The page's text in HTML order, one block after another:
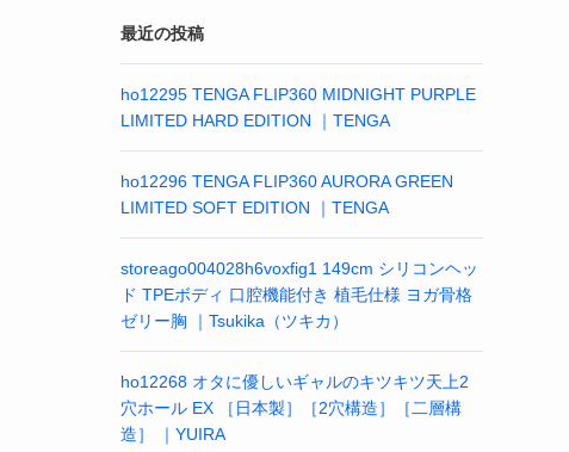
最近の投稿
ho12295 TENGA FLIP360 MIDNIGHT PURPLE
LIMITED HARD EDITION ｜TENGA
ho12296 TENGA FLIP360 AURORA GREEN
LIMITED SOFT EDITION ｜TENGA
storeago004028h6voxfig1 149cm シリコンヘッ
ド TPEボディ 口腔機能付き 植毛仕様 ヨガ骨格
ゼリー胸 ｜Tsukika（ツキカ）
ho12268 オタに優しいギャルのキツキツ天上2
穴ホール EX ［日本製］［2穴構造］［二層構
造］ ｜YUIRA